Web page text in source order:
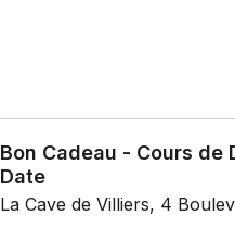
Bon Cadeau - Cours
Date
La Cave de Villiers, 4